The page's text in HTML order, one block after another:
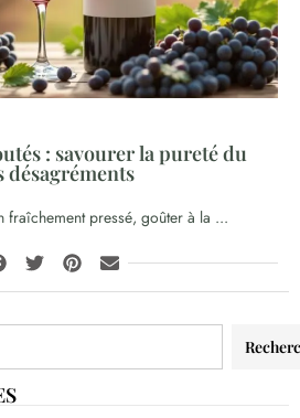
: savourer la pureté du
fraîchement pressé, goûter à la ...